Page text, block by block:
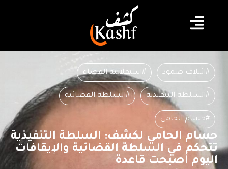
#ائتلاف صمود #استقلالية القضاء
#السلطة التنفيذية #السلطة القضائية
#حسام الحامي
حسام الحامي لكشف: السلطة التنفيذية
تتحكم في السلطة القضائية والإيقافات
اليوم أصبحت قاعدة